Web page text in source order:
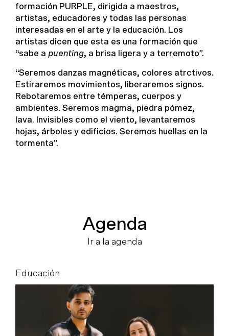
formación PURPLE, dirigida a maestros,
artistas, educadores y todas las personas
interesadas en el arte y la educación. Los
artistas dicen que esta es una formación que
“sabe a puenting, a brisa ligera y a terremoto”.
“Seremos danzas magnéticas, colores atrctivos.
Estiraremos movimientos, liberaremos signos.
Rebotaremos entre témperas, cuerpos y
ambientes. Seremos magma, piedra pómez,
lava. Invisibles como el viento, levantaremos
hojas, árboles y edificios. Seremos huellas en la
tormenta”.
Agenda
Ir a la agenda
Educación